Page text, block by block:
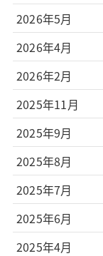
2026年5月
2026年4月
2026年2月
2025年11月
2025年9月
2025年8月
2025年7月
2025年6月
2025年4月